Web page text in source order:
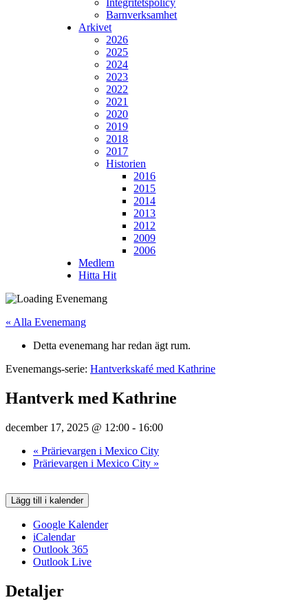
Integritetspolicy
Barnverksamhet
Arkivet
2026
2025
2024
2023
2022
2021
2020
2019
2018
2017
Historien
2016
2015
2014
2013
2012
2009
2006
Medlem
Hitta Hit
« Alla Evenemang
Detta evenemang har redan ägt rum.
Evenemangs-serie: Hantverkskafé med Kathrine
Hantverk med Kathrine
december 17, 2025 @ 12:00 - 16:00
« Prärievargen i Mexico City
Prärievargen i Mexico City »
Lägg till i kalender
Google Kalender
iCalendar
Outlook 365
Outlook Live
Detaljer